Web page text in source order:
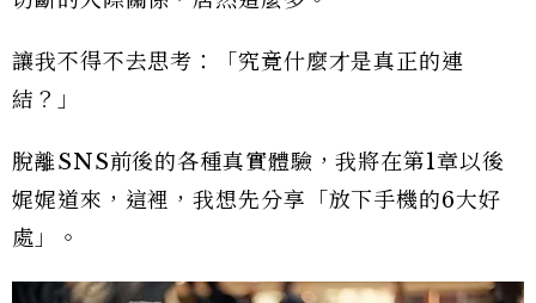
讓我不得不去思考：「究竟什麼才是真正的連
結？」
脫離SNS前後的各種真實體驗，我將在第1章以後
娓娓道來，這裡，我想先分享「放下手機的6大好
處」。